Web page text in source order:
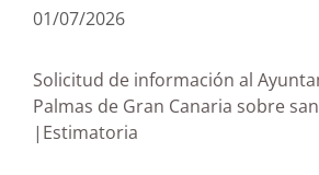
01/07/2026
Solicitud de información al
Palmas de Gran Canaria sobre
|Estimatoria